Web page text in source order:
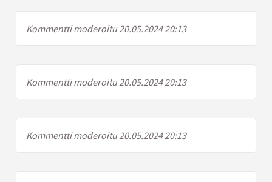
Kommentti moderoitu 20.05.2024 20:13
Kommentti moderoitu 20.05.2024 20:13
Kommentti moderoitu 20.05.2024 20:13